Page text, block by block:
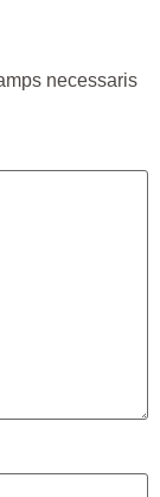
necessaris